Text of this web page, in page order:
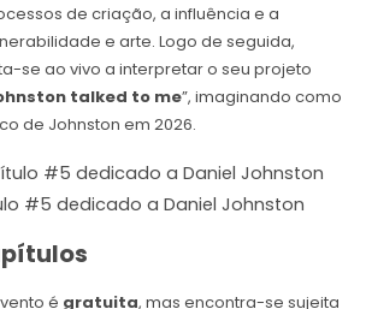
de criação, a influência e a
e arte. Logo de seguida,
se ao vivo a interpretar o seu projeto
talked to me”, imaginando como
de Johnston em 2026.
#5 dedicado a Daniel Johnston
é gratuita, mas encontra-se sujeita